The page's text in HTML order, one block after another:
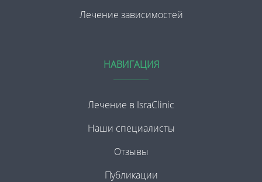
Лечение зависимостей
НАВИГАЦИЯ
Лечение в IsraClinic
Наши специалисты
Отзывы
Публикации